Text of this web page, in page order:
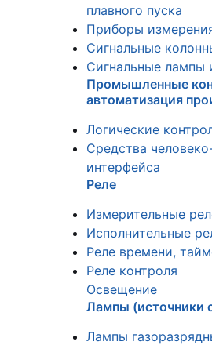
плавного пуска
Приборы
Сигнальные
Сигнальные лампы
Промышленные
автоматизация
Логические
Средства
интерфейса
Реле
Измерительные
Исполнительные
Реле времени,
Реле контроля
Освещение
Лампы (источники
Лампы